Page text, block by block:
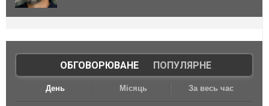
ОБГОВОРЮВАНЕ| ПОПУЛЯРНЕ
День Місяць За весь час